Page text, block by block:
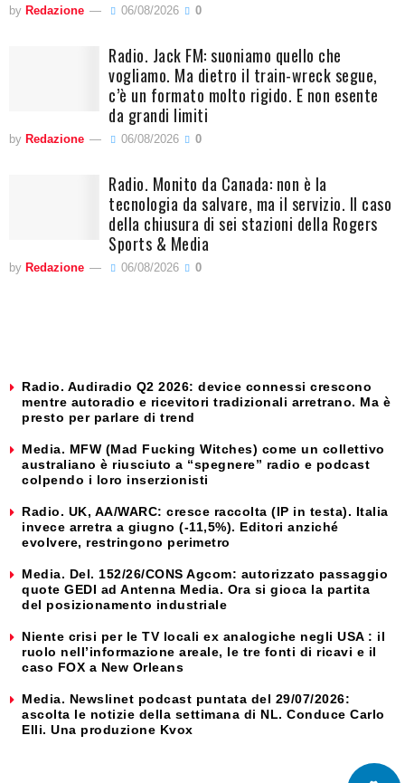
by Redazione 06/08/2026 0
Radio. Jack FM: suoniamo quello che
vogliamo. Ma dietro il train-wreck segue,
c’è un formato molto rigido. E non esente
da grandi limiti
by Redazione 06/08/2026 0
Radio. Monito da Canada: non è la
tecnologia da salvare, ma il servizio. Il caso
della chiusura di sei stazioni della Rogers
Sports & Media
by Redazione 06/08/2026 0
Radio. Audiradio Q2 2026: device connessi crescono
mentre autoradio e ricevitori tradizionali arretrano. Ma è
presto per parlare di trend
Media. MFW (Mad Fucking Witches) come un collettivo
australiano è riusciuto a “spegnere” radio e podcast
colpendo i loro inserzionisti
Radio. UK, AA/WARC: cresce raccolta (IP in testa). Italia
invece arretra a giugno (-11,5%). Editori anziché
evolvere, restringono perimetro
Media. Del. 152/26/CONS Agcom: autorizzato passaggio
quote GEDI ad Antenna Media. Ora si gioca la partita
del posizionamento industriale
Niente crisi per le TV locali ex analogiche negli USA : il
ruolo nell’informazione areale, le tre fonti di ricavi e il
caso FOX a New Orleans
Media. Newslinet podcast puntata del 29/07/2026:
ascolta le notizie della settimana di NL. Conduce Carlo
Elli. Una produzione Kvox